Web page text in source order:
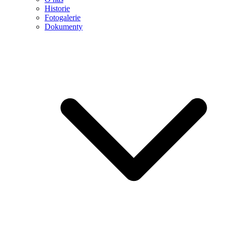
Historie
Fotogalerie
Dokumenty